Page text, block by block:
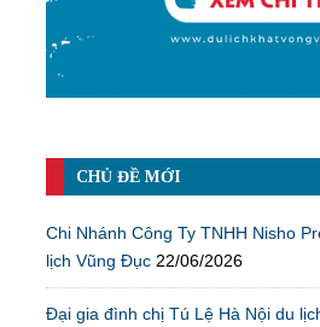
CHỦ ĐỀ MỚI
Chi Nhánh Công Ty TNHH Nisho
lịch Vũng Đục 22/06/2026
Đại gia đình chị Tú Lệ Hà Nội du